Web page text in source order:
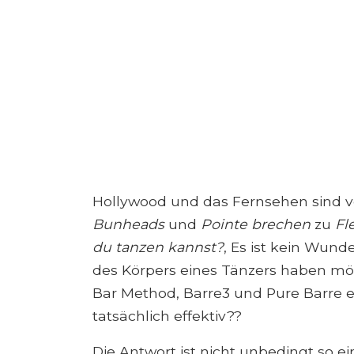
Hollywood und das Fernsehen sind
Bunheads und Pointe brechen zu
du tanzen kannst?, Es ist kein
des Körpers eines Tänzers haben
Bar Method, Barre3 und Pure Barre
tatsächlich effektiv??